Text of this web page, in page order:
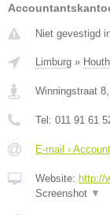
Niet gevestigd
Limburg »
Winningstraat 8
Tel: 011 91 61
E-mail ›
Website: http://
Screenshot ▼